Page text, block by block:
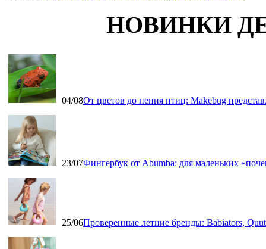
НОВИНКИ
04/08От цветов до пения птиц: Makebug
23/07Фингербук от Abumba: для маленьких
25/06Проверенные летние бренды: Babiators,